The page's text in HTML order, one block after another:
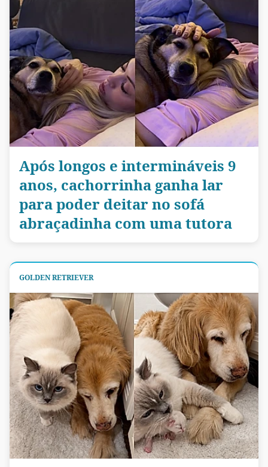
Após longos e intermináveis 9
anos, cachorrinha ganha lar
para poder deitar no sofá
abraçadinha com uma tutora
GOLDEN RETRIEVER